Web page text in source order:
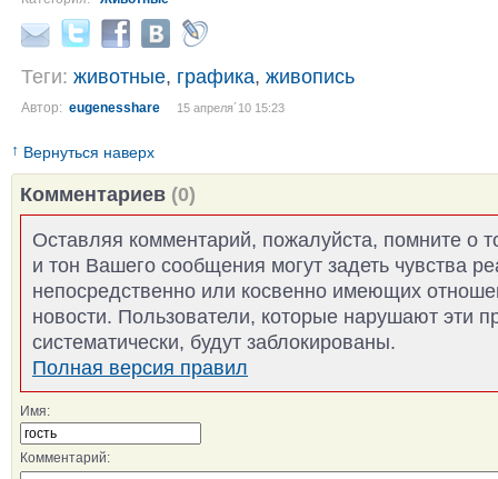
Теги: животные, графика, живопись
Автор: eugenesshare 15 апреля´10 15:23
↑ Вернуться наверх
Комментариев (0)
Оставляя комментарий, пожалуйста, помните о
и тон Вашего сообщения могут задеть чувства
непосредственно или косвенно имеющих
новости. Пользователи, которые нарушают эти
систематически, будут заблокированы.
Полная версия правил
Имя:
Комментарий: